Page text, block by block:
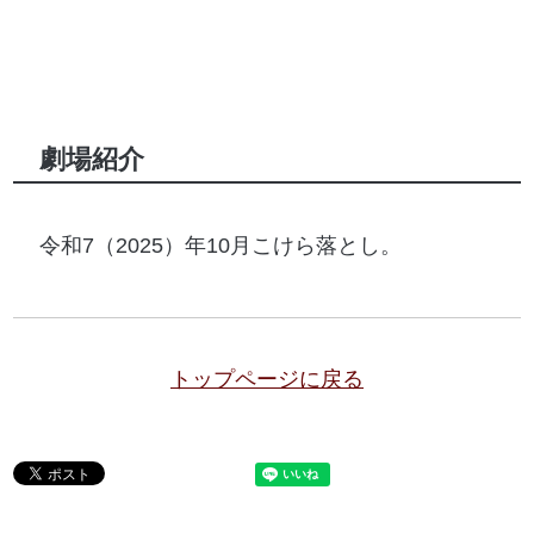
劇場紹介
令和7（2025）年10月こけら落とし。
トップページに戻る